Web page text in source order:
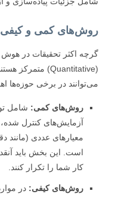
کمی و کیفی در
اکثر تحقیقات در هوش
در برخی حوزه‌ها اهمیت
روش‌های کمی:شامل توسعه
آزمایش‌های کنترل شده،
است. این بخش باید آنقدر دقیق
کار شما را تکرار کنند.
روش‌های کیفی:در مواردی که